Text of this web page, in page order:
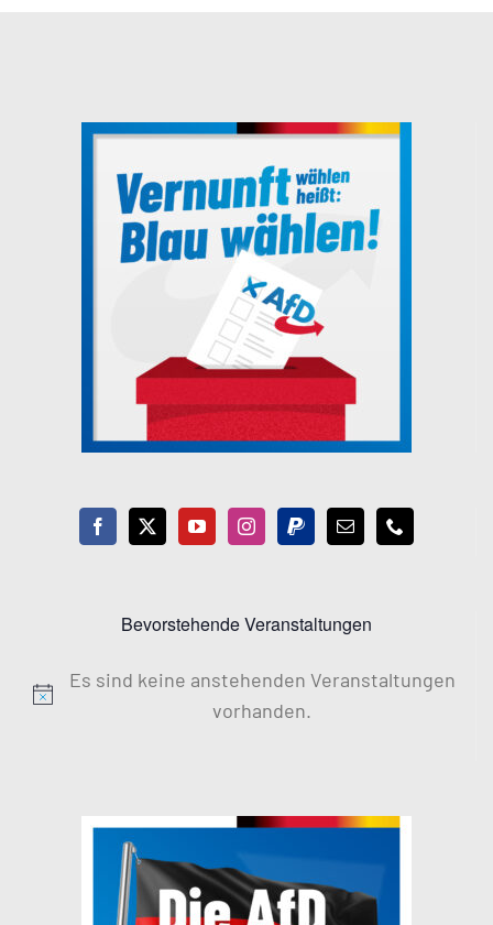
Bevorstehende Veranstaltungen
Hinweis
Es sind keine anstehenden Veranstaltungen
vorhanden.